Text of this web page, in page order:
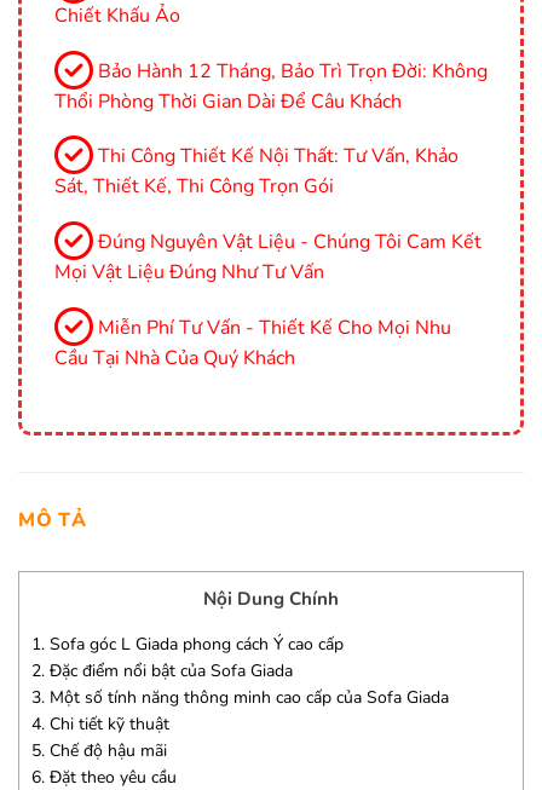
Chiết Khấu Ảo
Bảo Hành 12 Tháng, Bảo Trì Trọn Đời: Không
Thổi Phòng Thời Gian Dài Để Câu Khách
Thi Công Thiết Kế Nội Thất: Tư Vấn, Khảo
Sát, Thiết Kế, Thi Công Trọn Gói
Đúng Nguyên Vật Liệu - Chúng Tôi Cam Kết
Mọi Vật Liệu Đúng Như Tư Vấn
Miễn Phí Tư Vấn - Thiết Kế Cho Mọi Nhu
Cầu Tại Nhà Của Quý Khách
MÔ TẢ
Nội Dung Chính
1. Sofa góc L Giada phong cách Ý cao cấp
2. Đặc điểm nổi bật của Sofa Giada
3. Một số tính năng thông minh cao cấp của Sofa Giada
4. Chi tiết kỹ thuật
5. Chế độ hậu mãi
6. Đặt theo yêu cầu